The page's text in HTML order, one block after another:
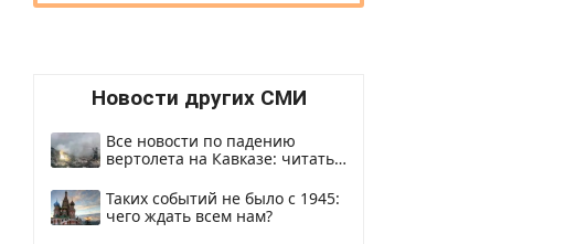
Новости других СМИ
Все новости по падению
вертолета на Кавказе: читать
Таких событий не было с 1945:
чего ждать всем нам?